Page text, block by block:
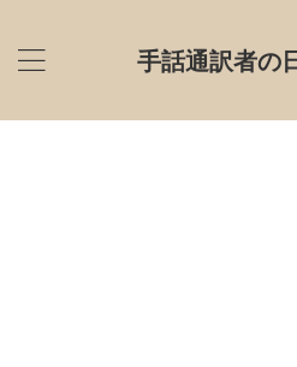
手話通訳者の